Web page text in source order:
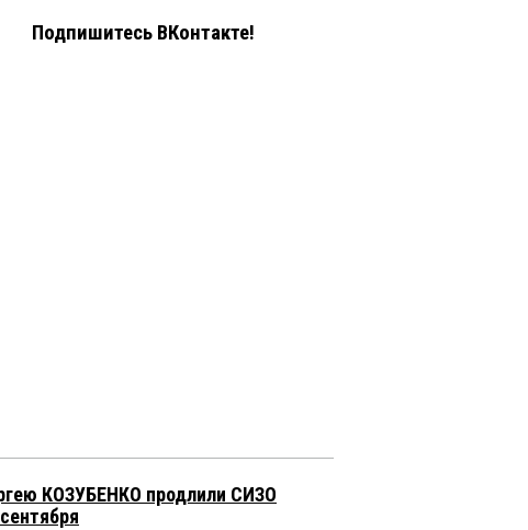
Подпишитесь ВКонтакте!
КОЗУБЕНКО продлили СИЗО